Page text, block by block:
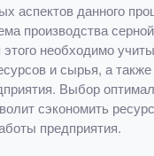
аспектов данного
производства
необходимо
и сырья, а также
Выбор
сэкономить
предприятия.